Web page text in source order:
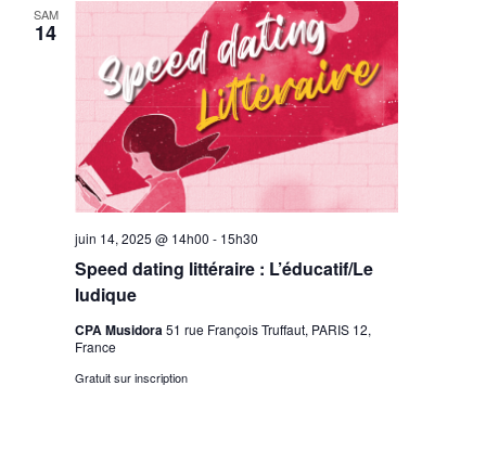
SAM
14
Speed dating littéraire : L’éducatif/Le
ludique
juin 14, 2025 @ 14h00 - 15h30
CPA Musidora51 rue François Truffaut, PARIS 12,
France
Gratuit sur inscription